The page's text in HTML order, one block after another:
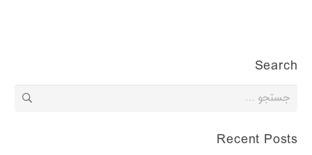
Search
جستجو
Recent Posts